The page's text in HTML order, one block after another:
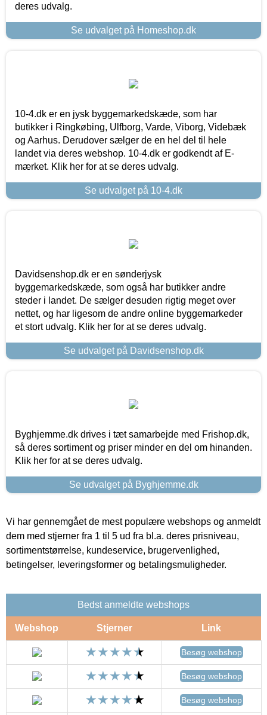
deres udvalg.
Se udvalget på Homeshop.dk
10-4.dk er en jysk byggemarkedskæde, som har
butikker i Ringkøbing, Ulfborg, Varde, Viborg, Videbæk
og Aarhus. Derudover sælger de en hel del til hele
landet via deres webshop. 10-4.dk er godkendt af E-
mærket. Klik her for at se deres udvalg.
Se udvalget på 10-4.dk
Davidsenshop.dk er en sønderjysk
byggemarkedskæde, som også har butikker andre
steder i landet. De sælger desuden rigtig meget over
nettet, og har ligesom de andre online byggemarkeder
et stort udvalg. Klik her for at se deres udvalg.
Se udvalget på Davidsenshop.dk
Byghjemme.dk drives i tæt samarbejde med Frishop.dk,
så deres sortiment og priser minder en del om hinanden.
Klik her for at se deres udvalg.
Se udvalget på Byghjemme.dk
Vi har gennemgået de mest populære webshops og anmeldt
dem med stjerner fra 1 til 5 ud fra bl.a. deres prisniveau,
sortimentstørrelse, kundeservice, brugervenlighed,
betingelser, leveringsformer og betalingsmuligheder.
Bedst anmeldte webshops
Webshop Stjerner Link
Besøg webshop
Besøg webshop
Besøg webshop